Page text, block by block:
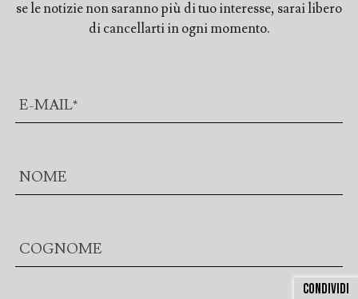
se le notizie non saranno più di tuo interesse, sarai libero
di cancellarti in ogni momento.
CONDIVIDI